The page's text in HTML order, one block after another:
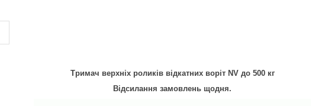
Тримач верхніх роликів відкатних воріт NV до 500 кг
Відсилання замовлень щодня.